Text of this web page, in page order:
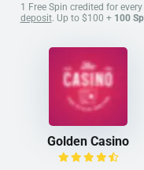
1 Free Spin credited for every
deposit. Up to $100 + 100
Golden Casino